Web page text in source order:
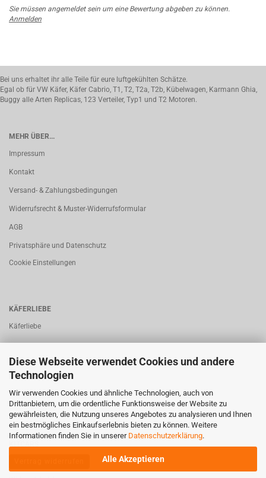
Diese Webseite verwendet Cookies und andere
Technologien
Wir verwenden Cookies und ähnliche Technologien, auch von
Drittanbietern, um die ordentliche Funktionsweise der Website zu
gewährleisten, die Nutzung unseres Angebotes zu analysieren und Ihnen
ein bestmögliches Einkaufserlebnis bieten zu können. Weitere
Informationen finden Sie in unserer Datenschutzerklärung.
Alle Akzeptieren
Sie müssen angemeldet sein um eine Bewertung abgeben zu können.
Anmelden
Bei uns erhaltet ihr alle Teile für eure luftgekühlten Schätze.
Egal ob für VW Käfer, Käfer Cabrio, T1, T2, T2a, T2b, Kübelwagen, Karmann Ghia,
Buggy alle Arten Replicas, 123 Verteiler, Typ1 und T2 Motoren.
MEHR ÜBER...
Impressum
Kontakt
Versand- & Zahlungsbedingungen
Widerrufsrecht & Muster-Widerrufsformular
AGB
Privatsphäre und Datenschutz
Cookie Einstellungen
KÄFERLIEBE
Käferliebe
BUSLIEBE
Busliebe